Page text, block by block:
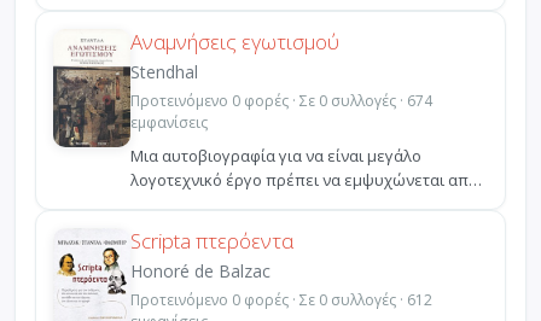
Αναμνήσεις εγωτισμού
Stendhal
Προτεινόμενο 0 φορές · Σε 0 συλλογές · 674
εμφανίσεις
Μια αυτοβιογραφία για να είναι μεγάλο
λογοτεχνικό έργο πρέπει να εμψυχώνεται από
την ίδια τη γραφή τ...
Scripta πτερόεντα
Honoré de Balzac
Προτεινόμενο 0 φορές · Σε 0 συλλογές · 612